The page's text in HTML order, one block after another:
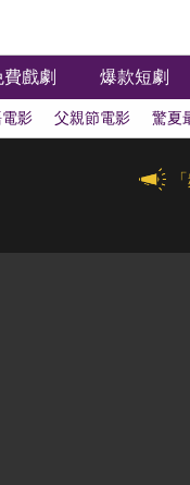
費戲劇 爆款短劇
影 父親節電影 驚夏